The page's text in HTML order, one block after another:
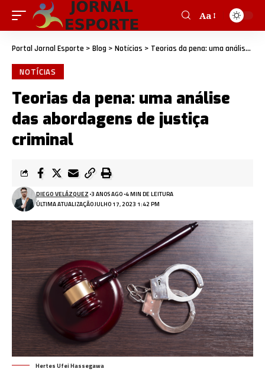
Aa
Portal Jornal Esporte > Blog > Notícias > Teorias da pena: uma análise das abordagens de justiça criminal
NOTÍCIAS
Teorias da pena: uma análise
das abordagens de justiça
criminal
ÚLTIMA ATUALIZAÇÃO JULHO 17, 2023 1:42 PM
DIEGO VELÁZQUEZ 3 ANOS AGO 4 MIN DE LEITURA
Hertes Ufei Hassegawa